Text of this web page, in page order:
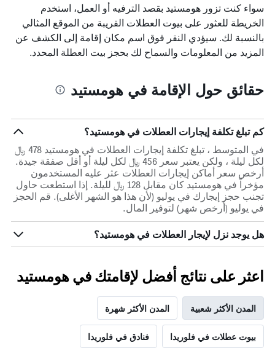
سواء كنت تزور هومستيد بقصد الترفيه أو العمل، استخدم
الخريطة للعثور على بيوت العطلات القريبة من الموقع المثالي
بالنسبة لك. سيؤدي النقر فوق اسم مكان إقامة إلى الكشف عن
المزيد من المعلومات والسماح لك بحجز بيت العطلة المحدد.
حقائق حول الإقامة في هومستيد
كم تبلغ تكلفة إيجارات العطلات في هومستيد؟
في المتوسط ، تبلغ تكلفة إيجارات العطلات في هومستيد 478 ﷼
لكل ليلة ، ولكن يعتبر سعر 456 ﷼ لكل ليلة أو أقل صفقة جيدة.
أرخص سعر أماكن إيجارات العطلات عثر عليه المستخدمون
مؤخراً في هومستيد كان مقابل 128 ﷼ لليلة. إذا استطعت حاول
تجنب حجز إيجارك في يوليو (لأن هذا هو الشهر الأغلى). قم الحجز
في يوليو (أرخص شهر) لتوفير المال.
هل يوجد نزل لإيجار العطلات في هومستيد؟
اعثر على نتائج أفضل لإقامتك في هومستيد
المدن الأكثر شعبية المدن الأكثر شهرة
بيوت عطلات في فلوريدا فنادق في فلوريدا